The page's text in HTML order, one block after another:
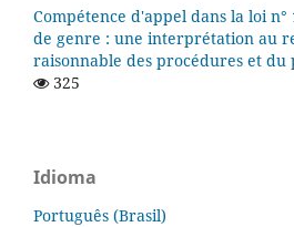
Compétence d'appel dans la loi n°
de genre : une interprétation au
raisonnable des procédures et
325
Idioma
Português (Brasil)